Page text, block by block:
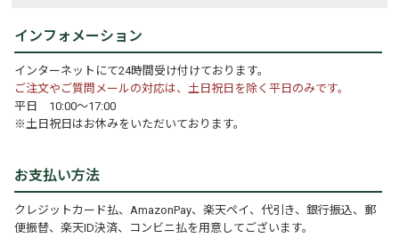
インフォメーション
インターネットにて24時間受け付けております。
ご注文やご質問メールの対応は、土日祝日を除く平日のみです。
平日 10:00～17:00
※土日祝日はお休みをいただいております。
お支払い方法
クレジットカード払、AmazonPay、楽天ペイ、代引き、銀行振込、郵
便振替、楽天ID決済、コンビニ払を用意してございます。